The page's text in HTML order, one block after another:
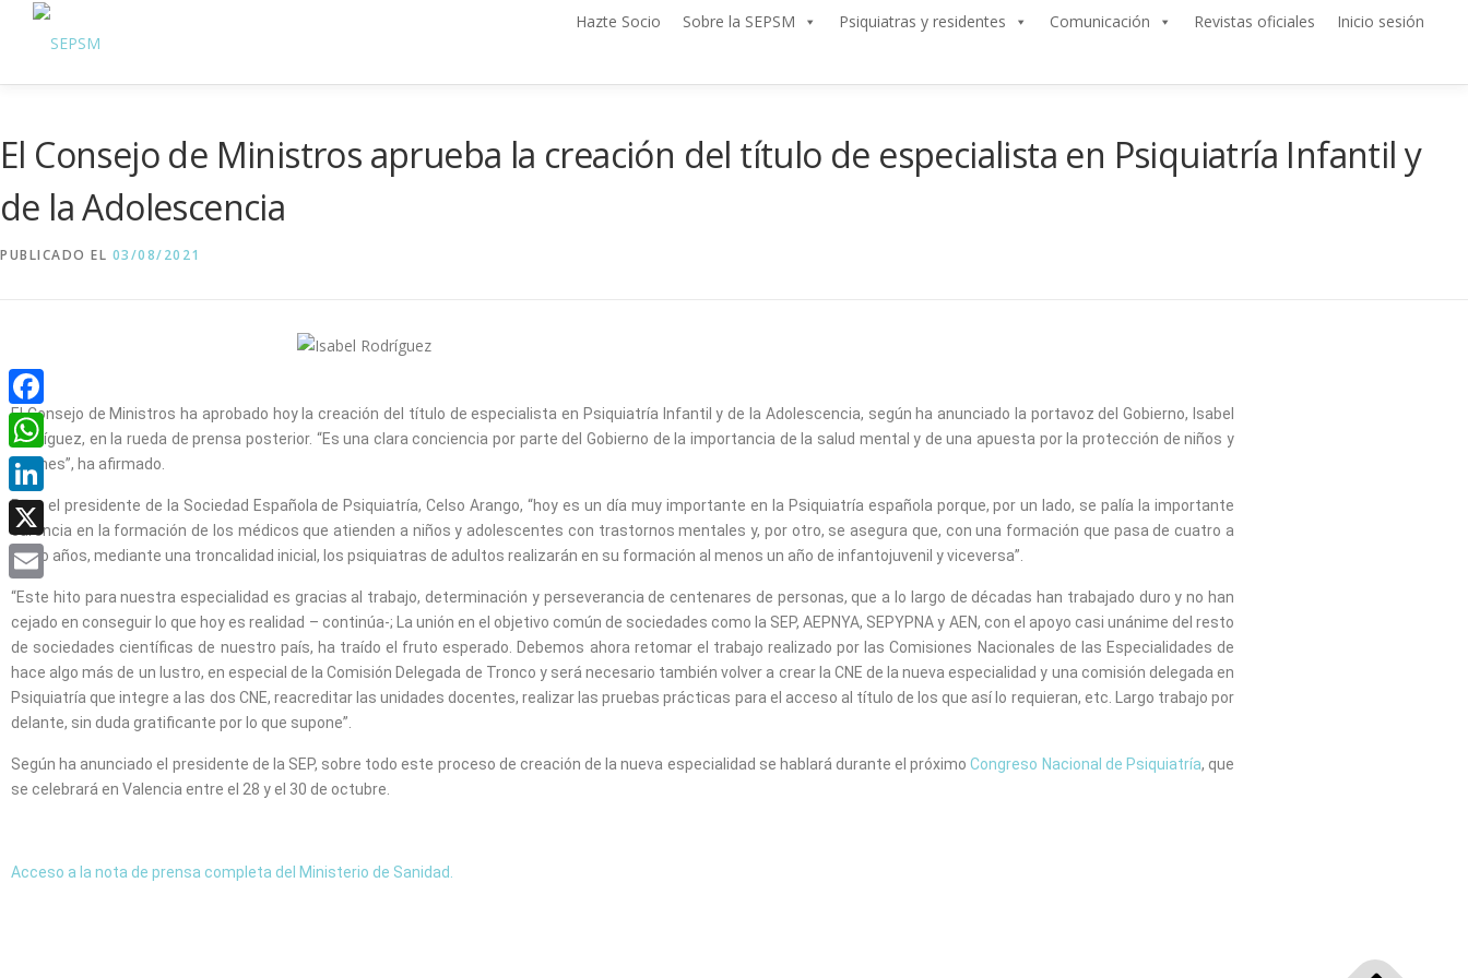
Hazte Socio Sobre la SEPSM Psiquiatras y residentes Comunicación Revistas oficiales Inicio sesión
El Consejo de Ministros aprueba la creación del título de especialista en Psiquiatría Infantil y
de la Adolescencia
PUBLICADO EL 03/08/2021
El Consejo de Ministros ha aprobado hoy la creación del título de especialista en Psiquiatría Infantil y de la Adolescencia, según ha anunciado la portavoz del Gobierno, Isabel
Rodríguez, en la rueda de prensa posterior. “Es una clara conciencia por parte del Gobierno de la importancia de la salud mental y de una apuesta por la protección de niños y
jóvenes”, ha afirmado.
Para el presidente de la Sociedad Española de Psiquiatría, Celso Arango, “hoy es un día muy importante en la Psiquiatría española porque, por un lado, se palía la importante
carencia en la formación de los médicos que atienden a niños y adolescentes con trastornos mentales y, por otro, se asegura que, con una formación que pasa de cuatro a
cinco años, mediante una troncalidad inicial, los psiquiatras de adultos realizarán en su formación al menos un año de infantojuvenil y viceversa”.
“Este hito para nuestra especialidad es gracias al trabajo, determinación y perseverancia de centenares de personas, que a lo largo de décadas han trabajado duro y no han
cejado en conseguir lo que hoy es realidad – continúa-; La unión en el objetivo común de sociedades como la SEP, AEPNYA, SEPYPNA y AEN, con el apoyo casi unánime del resto
de sociedades científicas de nuestro país, ha traído el fruto esperado. Debemos ahora retomar el trabajo realizado por las Comisiones Nacionales de las Especialidades de
hace algo más de un lustro, en especial de la Comisión Delegada de Tronco y será necesario también volver a crear la CNE de la nueva especialidad y una comisión delegada en
Psiquiatría que integre a las dos CNE, reacreditar las unidades docentes, realizar las pruebas prácticas para el acceso al título de los que así lo requieran, etc. Largo trabajo por
delante, sin duda gratificante por lo que supone”.
Según ha anunciado el presidente de la SEP, sobre todo este proceso de creación de la nueva especialidad se hablará durante el próximoCongreso Nacional de Psiquiatría, que
se celebrará en Valencia entre el 28 y el 30 de octubre.
Acceso a la nota de prensa completa del Ministerio de Sanidad.
Facebook
WhatsApp
LinkedIn
X
Email